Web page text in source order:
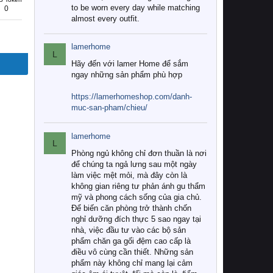
0
to be worn every day while matching
almost every outfit.
L
lamerhome
Hãy đến với lamer Home để sắm
ngay những sản phẩm phù hợp
https://lamerhomeshop.com/danh-
muc-san-pham/chieu/
L
lamerhome
Phòng ngủ không chỉ đơn thuần là nơi
để chúng ta ngả lưng sau một ngày
làm việc mệt mỏi, mà đây còn là
không gian riêng tư phản ánh gu thẩm
mỹ và phong cách sống của gia chủ.
Để biến căn phòng trở thành chốn
nghỉ dưỡng đích thực 5 sao ngay tại
nhà, việc đầu tư vào các bộ sản
phẩm chăn ga gối đệm cao cấp là
điều vô cùng cần thiết. Những sản
phẩm này không chỉ mang lại cảm